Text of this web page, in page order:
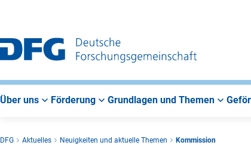
Über uns Förderung Grundlagen und Themen
DFG Aktuelles Neuigkeiten und aktuelle Themen Kommission